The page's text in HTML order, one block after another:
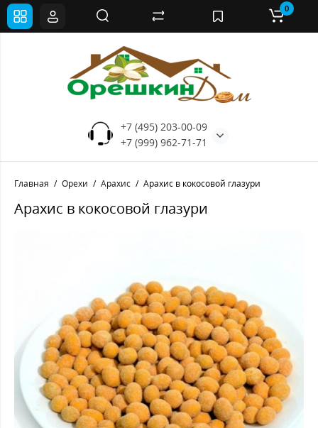
+7 (495) 203-00-09
+7 (999) 962-71-71
0
Главная Орехи Арахис Арахис в кокосовой глазури
Арахис в кокосовой глазури